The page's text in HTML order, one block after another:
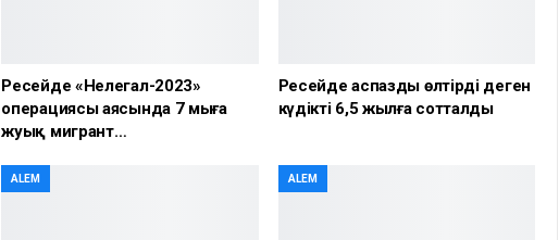
Ресейде «Нелегал-2023»
операциясы аясында 7 мыңға
жуық мигрант…
Ресейде аспазды өлтірді деген
күдікті 6,5 жылға сотталды
ALEM ALEM